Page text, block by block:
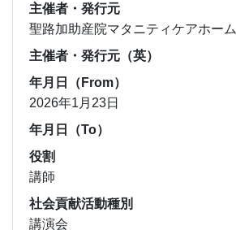
主催者・発行元
聖路加助産院マタニティケアホーム
主催者・発行元（英）
年月日（From）
2026年1月23日
年月日（To）
役割
講師
社会貢献活動種別
講演会